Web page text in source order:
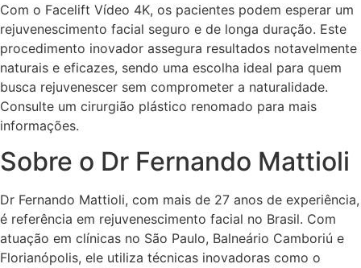
Com o Facelift Vídeo 4K, os pacientes podem esperar um
rejuvenescimento facial seguro e de longa duração. Este
procedimento inovador assegura resultados notavelmente
naturais e eficazes, sendo uma escolha ideal para quem
busca rejuvenescer sem comprometer a naturalidade.
Consulte um cirurgião plástico renomado para mais
informações.
Sobre o Dr Fernando Mattioli
Dr Fernando Mattioli, com mais de 27 anos de experiência,
é referência em rejuvenescimento facial no Brasil. Com
atuação em clínicas no São Paulo, Balneário Camboriú e
Florianópolis, ele utiliza técnicas inovadoras como o